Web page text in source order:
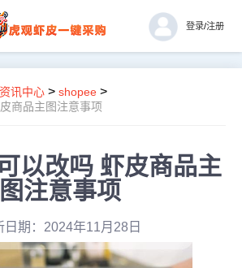
登录/注册
资讯中心 > shopee >
商品主图注意事项
以改吗 虾皮商品主
图注意事项
日期：2024年11月28日